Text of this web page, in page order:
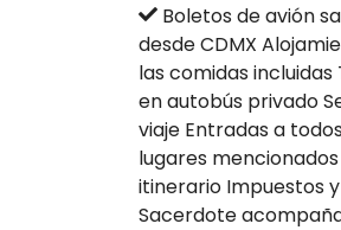
Boletos de avión
desde CDMX
las comidas incluidas
en autobús privado
viaje Entradas a
lugares
itinerario Impuestos
Sacerdote